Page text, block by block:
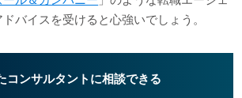
バイスを受けると心強いでしょう。
コンサルタントに相談できる